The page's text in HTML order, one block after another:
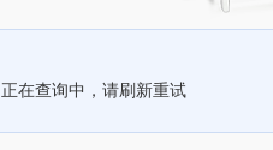
正在查询中，请刷新重试